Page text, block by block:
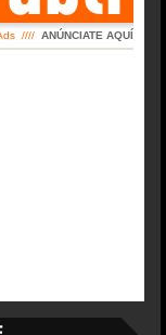
//// ANÚNCIATE AQUÍ